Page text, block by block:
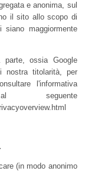
e anonima, sul
il sito allo scopo di
siano maggiormente
ossia Google
nostra titolarità, per
l'informativa
(in modo anonimo